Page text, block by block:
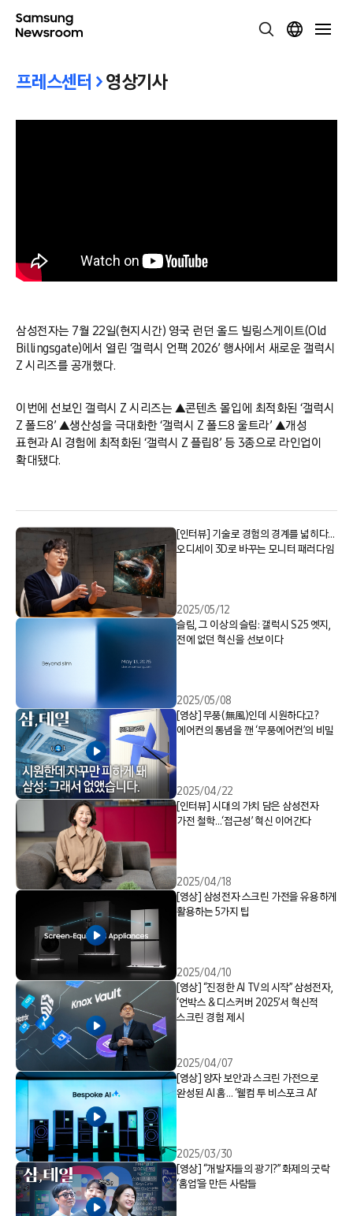
프레스센터 >영상기사
삼성전자는 7월 22일(현지시간) 영국 런던 올드 빌링스게이트(Old
Billingsgate)에서 열린 ‘갤럭시 언팩 2026’ 행사에서 새로운 갤럭시
Z 시리즈를 공개했다.
이번에 선보인 갤럭시 Z 시리즈는 ▲콘텐츠 몰입에 최적화된 ‘갤럭시
Z 폴드8’ ▲생산성을 극대화한 ‘갤럭시 Z 폴드8 울트라’ ▲개성
표현과 AI 경험에 최적화된 ‘갤럭시 Z 플립8’ 등 3종으로 라인업이
확대됐다.
[인터뷰] 기술로 경험의 경계를 넓히다…
오디세이 3D로 바꾸는 모니터 패러다임
2025/05/12
슬림, 그 이상의 슬림: 갤럭시 S25 엣지,
전에 없던 혁신을 선보이다
2025/05/08
[영상] 무풍(無風)인데 시원하다고?
에어컨의 통념을 깬 ‘무풍에어컨’의 비밀
2025/04/22
[인터뷰] 시대의 가치 담은 삼성전자
가전 철학…‘접근성’ 혁신 이어간다
2025/04/18
[영상] 삼성전자 스크린 가전을 유용하게
활용하는 5가지 팁
2025/04/10
[영상] “진정한 AI TV의 시작” 삼성전자,
‘언박스 & 디스커버 2025’서 혁신적
스크린 경험 제시
2025/04/07
[영상] 양자 보안과 스크린 가전으로
완성된 AI 홈… ‘웰컴 투 비스포크 AI’
2025/03/30
[영상] “개발자들의 광기?” 화제의 굿락
‘홈업’을 만든 사람들